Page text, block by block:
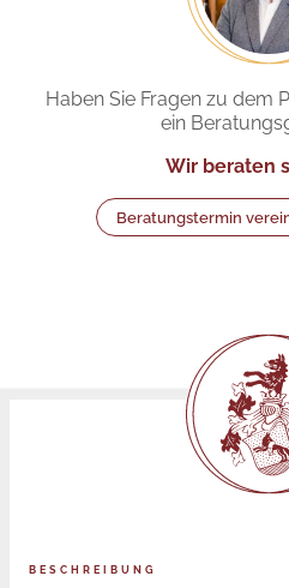
Haben Sie Fragen zu dem
ein
Wir beraten
Beratungstermin
BESCHREIBUNG